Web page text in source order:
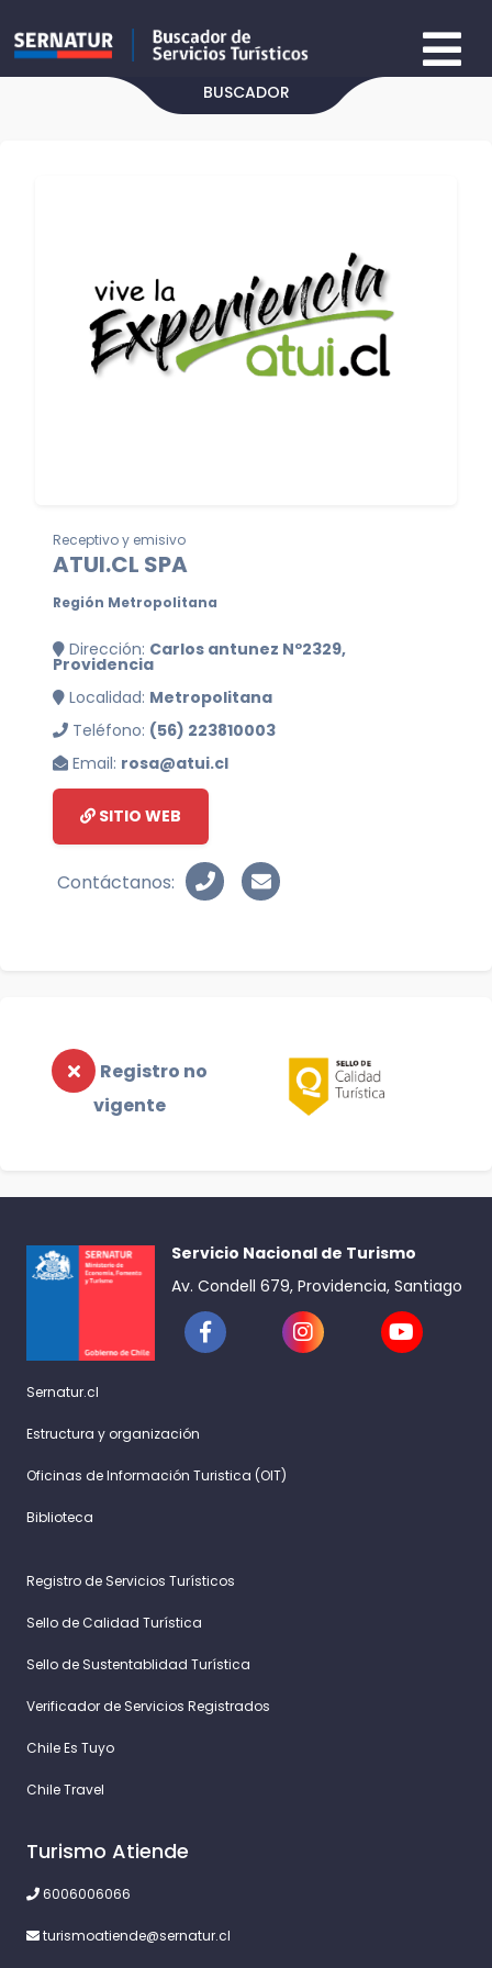
BUSCADOR
Receptivo y emisivo
ATUI.CL SPA
Región Metropolitana
Dirección: Carlos antunez Nº2329,
Providencia
Localidad: Metropolitana
Teléfono: (56) 223810003
Email: rosa@atui.cl
SITIO WEB
Contáctanos:
Registro no
vigente
Servicio Nacional de Turismo
Av. Condell 679, Providencia, Santiago
Sernatur.cl
Estructura y organización
Oficinas de Información Turistica (OIT)
Biblioteca
Registro de Servicios Turísticos
Sello de Calidad Turística
Sello de Sustentablidad Turística
Verificador de Servicios Registrados
Chile Es Tuyo
Chile Travel
Turismo Atiende
6006006066
turismoatiende@sernatur.cl